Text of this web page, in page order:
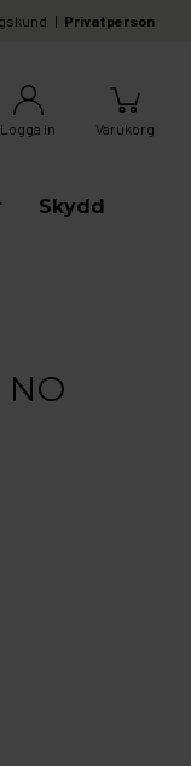
Privatperson
Varukorg
Logga In
Skydd